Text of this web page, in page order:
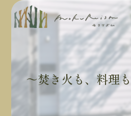
～焚き火も、料理